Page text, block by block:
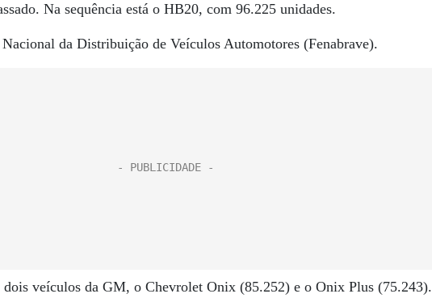
Na sequência está o HB20, com 96.225 unidades.
Nacional da Distribuição de Veículos Automotores (Fenabrave).
dois veículos da GM, o Chevrolet Onix (85.252) e o Onix Plus (75.243).